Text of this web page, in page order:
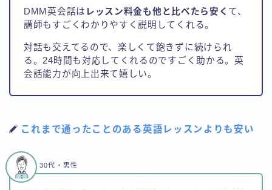
DMM英会話は レッスン料金も他と比べたら安く て、
講師もすごくわかりやすく説明してくれる。
対話も交えてるので、楽しくて飽きずに続けられ
る。24時間も対応してくれるのですごく助かる。英
会話能力が向上出来て嬉しい。
これまで通ったことのある英語レッスンよりも安い
30代・男性